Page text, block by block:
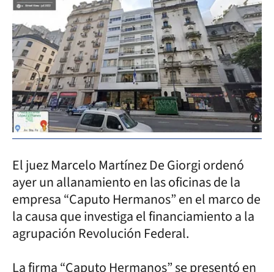
El juez Marcelo Martínez De Giorgi ordenó
ayer un allanamiento en las oficinas de la
empresa “Caputo Hermanos” en el marco de
la causa que investiga el financiamiento a la
agrupación Revolución Federal.
La firma “Caputo Hermanos” se presentó en